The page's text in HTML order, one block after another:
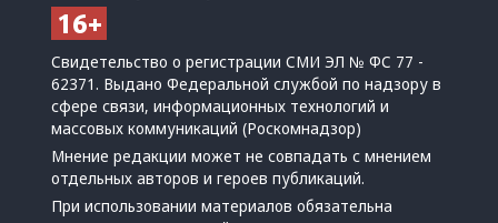
Свидетельство о регистрации СМИ ЭЛ № ФС 77 -
62371. Выдано Федеральной службой по надзору в
сфере связи, информационных технологий и
массовых коммуникаций (Роскомнадзор)
Мнение редакции может не совпадать с мнением
отдельных авторов и героев публикаций.
При использовании материалов обязательна